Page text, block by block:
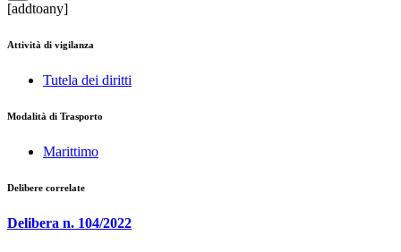
[addtoany]
Attività di vigilanza
Tutela dei diritti
Modalità di Trasporto
Marittimo
Delibere correlate
Delibera n. 104/2022